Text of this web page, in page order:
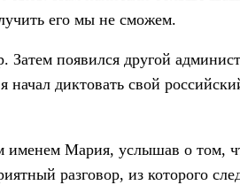
его мы не сможем.
Затем появился другой
диктовать свой
именем Мария, услышав о том,
разговор, из которого